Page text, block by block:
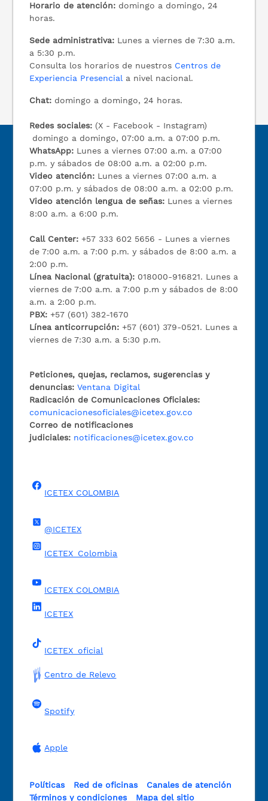
Horario de atención: domingo a domingo, 24
horas.
Sede administrativa: Lunes a viernes de 7:30 a.m.
a 5:30 p.m.
Consulta los horarios de nuestros Centros de
Experiencia Presencial a nivel nacional.
Chat: domingo a domingo, 24 horas.
Redes sociales: (X - Facebook - Instagram)
domingo a domingo, 07:00 a.m. a 07:00 p.m.
WhatsApp: Lunes a viernes 07:00 a.m. a 07:00
p.m. y sábados de 08:00 a.m. a 02:00 p.m.
Video atención: Lunes a viernes 07:00 a.m. a
07:00 p.m. y sábados de 08:00 a.m. a 02:00 p.m.
Video atención lengua de señas: Lunes a viernes
8:00 a.m. a 6:00 p.m.
Call Center:+57 333 602 5656 - Lunes a viernes
de 7:00 a.m. a 7:00 p.m. y sábados de 8:00 a.m. a
2:00 p.m.
Línea Nacional (gratuita): 018000-916821. Lunes a
viernes de 7:00 a.m. a 7:00 p.m y sábados de 8:00
a.m. a 2:00 p.m.
PBX:+57 (601) 382-1670
Línea anticorrupción:+57 (601) 379-0521. Lunes a
viernes de 7:30 a.m. a 5:30 p.m.
Peticiones, quejas, reclamos, sugerencias y
denuncias: Ventana Digital
Radicación de Comunicaciones Oficiales:
comunicacionesoficiales@icetex.gov.co
Correo de notificaciones
judiciales: notificaciones@icetex.gov.co
ICETEX COLOMBIA
@ICETEX
ICETEX_Colombia
ICETEX COLOMBIA
ICETEX
ICETEX_oficial
Centro de Relevo
Spotify
Apple
Políticas Red de oficinas
Canales de atención
Términos y condiciones
Mapa del sitio